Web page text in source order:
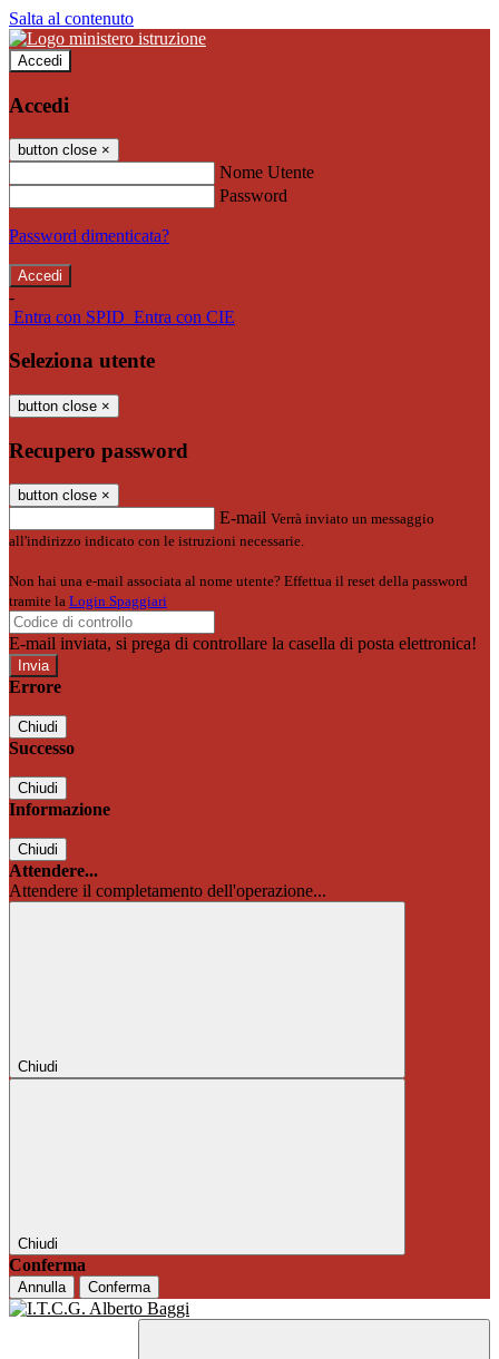
Salta al contenuto
Accedi
Accedi
button close ×
Nome Utente
Password
Password dimenticata?
-
Entra con SPID Entra con CIE
Seleziona utente
button close ×
Recupero password
button close ×
E-mail Verrà inviato un messaggio
all'indirizzo indicato con le istruzioni necessarie.
Non hai una e-mail associata al nome utente? Effettua il reset della password
tramite la Login Spaggiari
E-mail inviata, si prega di controllare la casella di posta elettronica!
Errore
Chiudi
Successo
Chiudi
Informazione
Chiudi
Attendere...
Attendere il completamento dell'operazione...
Chiudi
Chiudi
Conferma
Annulla Conferma